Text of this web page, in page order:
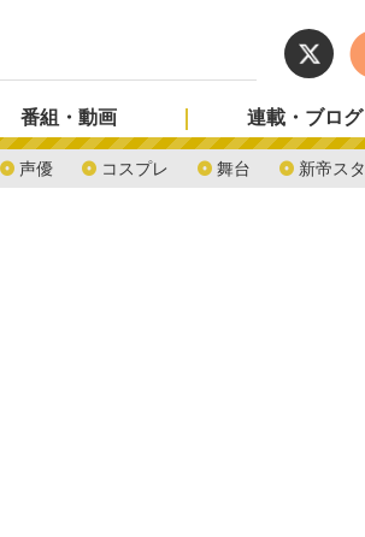
声優 コスプレ 舞台 新帝スタ
番組・動画 連載・ブログ